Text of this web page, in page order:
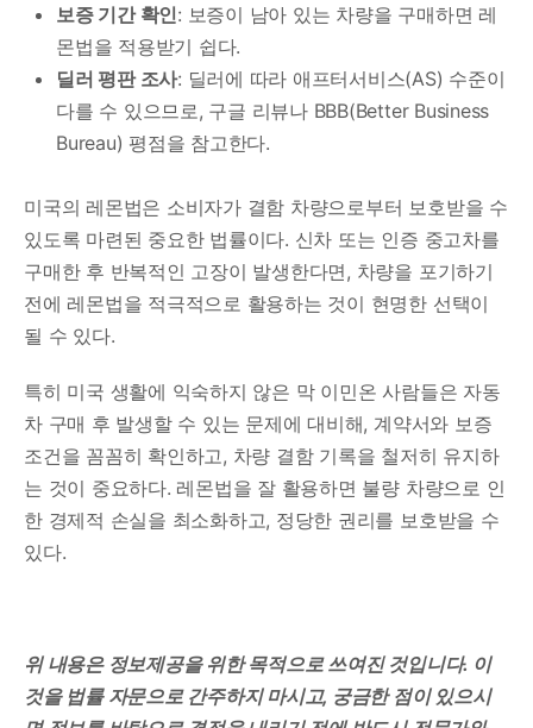
보증 기간 확인: 보증이 남아 있는 차량을 구매하면 레
몬법을 적용받기 쉽다.
딜러 평판 조사: 딜러에 따라 애프터서비스(AS) 수준이
다를 수 있으므로, 구글 리뷰나 BBB(Better Business
Bureau) 평점을 참고한다.
미국의 레몬법은 소비자가 결함 차량으로부터 보호받을 수
있도록 마련된 중요한 법률이다. 신차 또는 인증 중고차를
구매한 후 반복적인 고장이 발생한다면, 차량을 포기하기
전에 레몬법을 적극적으로 활용하는 것이 현명한 선택이
될 수 있다.
특히 미국 생활에 익숙하지 않은 막 이민온 사람들은 자동
차 구매 후 발생할 수 있는 문제에 대비해, 계약서와 보증
조건을 꼼꼼히 확인하고, 차량 결함 기록을 철저히 유지하
는 것이 중요하다. 레몬법을 잘 활용하면 불량 차량으로 인
한 경제적 손실을 최소화하고, 정당한 권리를 보호받을 수
있다.
위 내용은 정보제공을 위한 목적으로 쓰여진 것입니다. 이
것을 법률 자문으로 간주하지 마시고, 궁금한 점이 있으시